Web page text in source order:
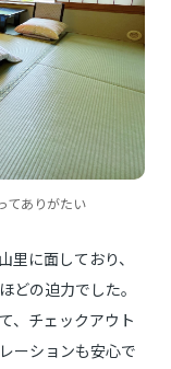
てありがたい
に面しており、
どの迫力でした。
、チェックアウト
ーションも安心で